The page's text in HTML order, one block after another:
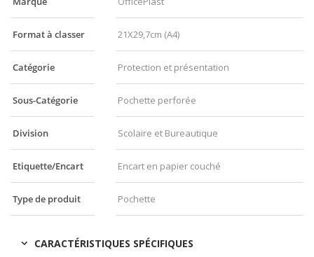
Format à classer 21X29,7cm (A4)
Catégorie Protection et présentation
Sous-Catégorie Pochette perforée
Division Scolaire et Bureautique
Etiquette/Encart Encart en papier couché
Type de produit Pochette
CARACTÉRISTIQUES SPÉCIFIQUES